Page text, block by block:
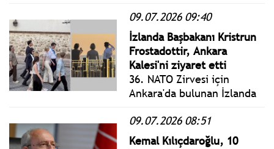
2026 Cuma yönetmelik,
genelge ve tebliğler
takip edebilirsiniz.
09.07.2026 09:40
İzlanda Başbakanı Kristrun
Frostadottir, Ankara
Kalesi'ni ziyaret etti
36. NATO Zirvesi için
Ankara'da bulunan İzlanda
Frostadottir, Ankara
Kalesi'ni ziyaret etti.
09.07.2026 08:51
Kemal Kılıçdaroğlu, 10